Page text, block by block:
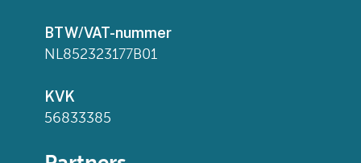
BTW/VAT-nummer
NL852323177B01
KVK
56833385